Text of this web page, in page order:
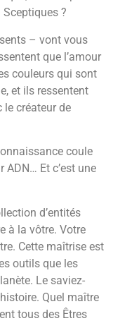
Sceptiques ?
– vont vous
que l’amour
couleurs qui sont
et ils ressentent
créateur de
coule
Et c’est une
d’entités
à la vôtre. Votre
Cette maîtrise est
outils que les
Le saviez-
Quel maître
tous des Êtres